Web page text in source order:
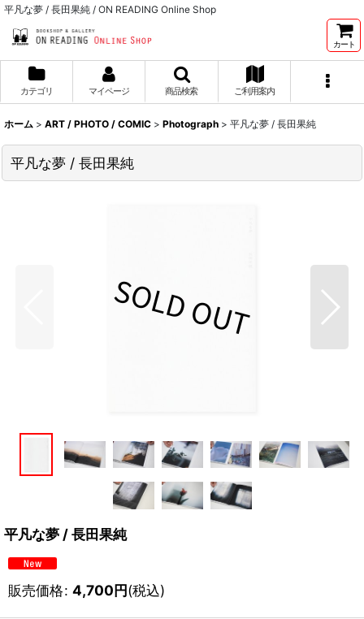
平凡な夢 / 長田果純 / ON READING Online Shop
カート
カテゴリ マイページ 商品検索 ご利用案内
ホーム > ART / PHOTO / COMIC > Photograph > 平凡な夢 / 長田果純
平凡な夢 / 長田果純
平凡な夢 / 長田果純
販売価格: 4,700円(税込)